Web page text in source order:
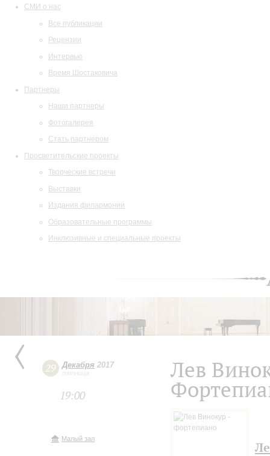
СМИ о нас
Все публикации
Рецензии
Интервью
Время Шостаковича
Партнеры
Наши партнеры
Фотогалерея
Стать партнером
Просветительские проекты
Творческие встречи
Выставки
Издания филармонии
Образовательные программы
Инклюзивные и специальные проекты
29 Декабря 2017
пятница
19:00
Малый зал
Лев